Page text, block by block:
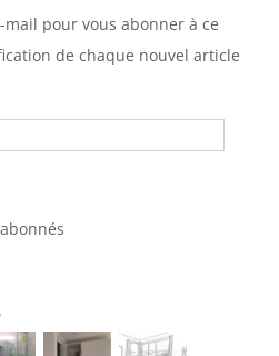
mail pour vous abonner à ce
de chaque nouvel article